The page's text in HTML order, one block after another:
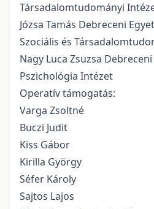
Társadalomtudományi
Józsa Tamás Debreceni
Szociális és
Nagy Luca Zsuzsa
Pszichológia Intézet
Operatív támogatás:
Varga Zsoltné
Buczi Judit
Kiss Gábor
Kirilla György
Séfer Károly
Sajtos Lajos